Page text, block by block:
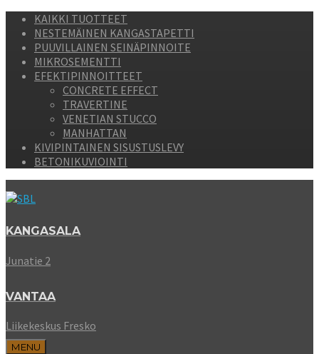
KAIKKI TUOTTEET
NESTEMÄINEN KANGASTAPETTI
PUUVILLAINEN SEINÄPINNOITE
MIKROSEMENTTI
EFEKTIPINNOITTEET
CONCRETE EFFECT
TRAVERTINE
VENETIAN STUCCO
MANHATTAN
KIVIPINTAINEN SISUSTUSLEVY
BETONIKUVIOINTI
KANGASALA
Junatie 2
VANTAA
Liikekeskus Fresko
MENU